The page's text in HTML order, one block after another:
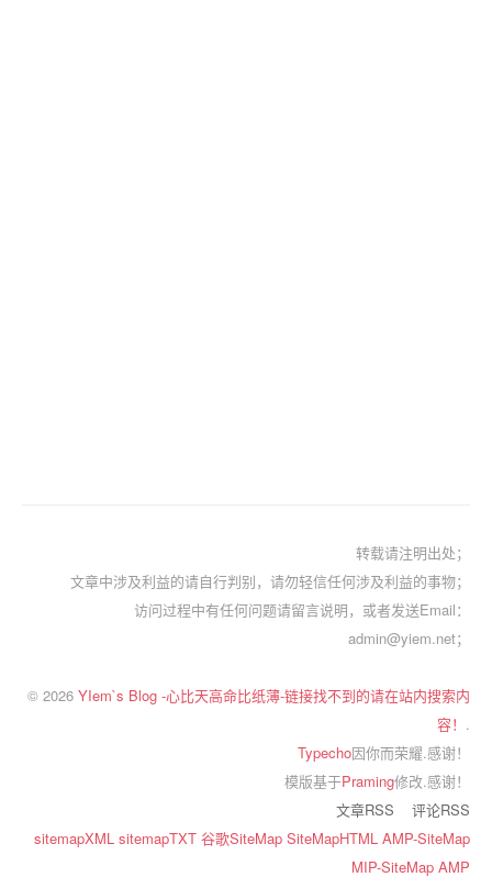
转载请注明出处；
文章中涉及利益的请自行判别，请勿轻信任何涉及利益的事物；
访问过程中有任何问题请留言说明，或者发送Email：
admin@yiem.net；
© 2026 YIem`s Blog -心比天高命比纸薄-链接找不到的请在站内搜索内
容！ .
Typecho因你而荣耀.感谢！
模版基于Praming修改.感谢！
文章RSS
评论RSS
sitemapXML sitemapTXT 谷歌SiteMap SiteMapHTML AMP-SiteMap
MIP-SiteMap AMP